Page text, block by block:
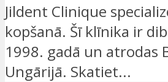
Jildent Clinique
kopšanā. Šī klīnika ir
1998. gadā un atrodas
Ungārijā. Skatiet...